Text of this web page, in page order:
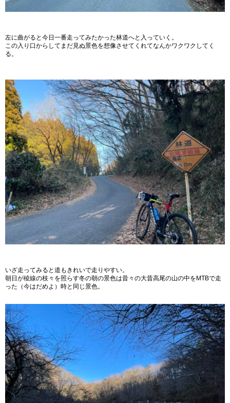
左に曲がると今日一番走ってみたかった林道へと入っていく。
この入り口からしてまだ見ぬ景色を想像させてくれてなんかワクワクしてく
る。
いざ走ってみると道もきれいで走りやすい。
朝日が稜線の枝々を照らす冬の朝の景色は昔々の大昔高尾の山の中をMTBで走
った（今はだめよ）時と同じ景色。